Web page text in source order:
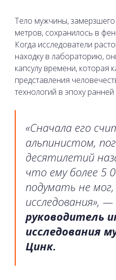
Тело мужчины,
метров, сохранилось в
Когда исследователи
находку в лабораторию,
капсулу времени, которая
представления
технологий в эпоху
«Сначала его
альпинистом,
десятилетий
что ему более 5
подумать не
исследования»,
руководитель
исследования
Цинк.